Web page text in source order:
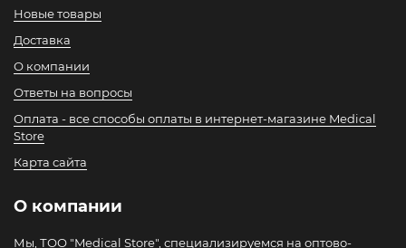
Новые товары
Доставка
О компании
Ответы на вопросы
Оплата - все способы оплаты в интернет-магазине Medical
Store
Карта сайта
О компании
Мы, ТОО "Medical Store", специализируемся на оптово-